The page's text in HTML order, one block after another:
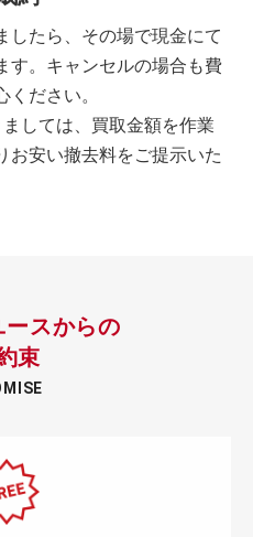
したら、その場で現金にて
す。キャンセルの場合も費
ださい。
しては、買取金額を作業
お安い撤去料をご提示いた
スからの
束